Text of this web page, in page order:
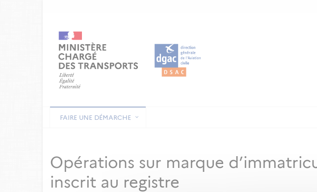
FAIRE UNE DÉMARCHE
Opérations sur marque
inscrit au registre